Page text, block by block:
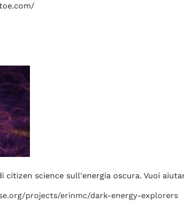
citizen science sull'energia oscura. Vuoi
projects/erinmc/dark-energy-explorers